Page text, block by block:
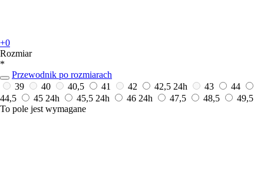
+0
Rozmiar
*
Przewodnik po rozmiarach
39
40 40,5 41 42 42,5 24h 43
44
44,5
45 24h 45,5 24h 46 24h 47,5 48,5
49,5
To pole jest wymagane